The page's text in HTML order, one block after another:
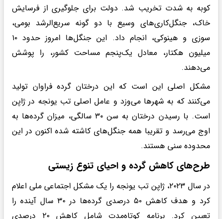
کوبه به شدت تخریب شد. دولت برای جلوگیری از فرسایش
خاک، جنگل‌کاری‌های وسیع با دو گونه سریع‌الرشد بومی،
سوزی و هینوکی، انجام داد. این جنگل‌ها امروز حدود ۱۰
میلیون هکتار، معادل یک‌پنجم مساحت کشور، را پوشش
می‌دهند.
مشکل اصلی این است که این درختان گرده فراوان تولید
می‌کنند که به شهرها می‌وزد و عامل اصلی تب یونجه در ژاپن
است. با رسیدن درختان به سن ۳۰ سالگی، میزان گرده‌ها به
اوج می‌رسد و تقریبا همه جنگل‌های کاشته شده اکنون در این
محدوده سنی هستند.
طرح‌های کاهش گرده و احیای تنوع زیستی
در سال ۲۰۲۳، ژاپن تب یونجه را یک مشکل اجتماعی ملی اعلام
کرد و هدف کاهش ۵۰ درصدی گرده‌ها در ۳۰ سال آینده را
تعیین کرد. برنامه کوتاه‌مدت شامل کاهش ۲۰ درصدی